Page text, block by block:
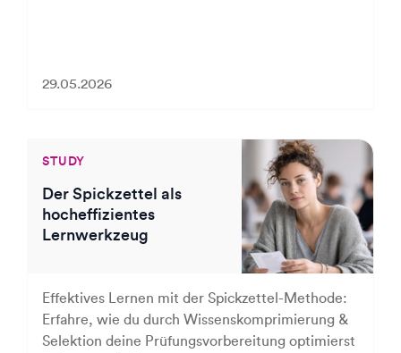
29.05.2026
STUDY
Der Spickzettel als
hocheffizientes
Lernwerkzeug
Effektives Lernen mit der Spickzettel-Methode:
Erfahre, wie du durch Wissenskomprimierung &
Selektion deine Prüfungsvorbereitung optimierst